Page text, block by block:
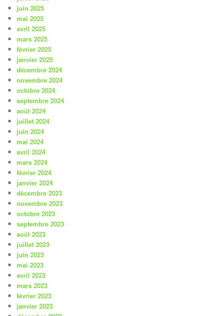
juin 2025
mai 2025
avril 2025
mars 2025
février 2025
janvier 2025
décembre 2024
novembre 2024
octobre 2024
septembre 2024
août 2024
juillet 2024
juin 2024
mai 2024
avril 2024
mars 2024
février 2024
janvier 2024
décembre 2023
novembre 2023
octobre 2023
septembre 2023
août 2023
juillet 2023
juin 2023
mai 2023
avril 2023
mars 2023
février 2023
janvier 2023